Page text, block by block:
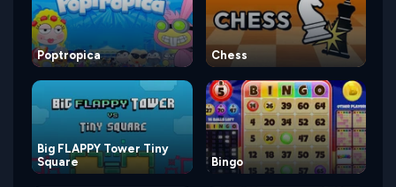
Poptropica Chess
Big FLAPPY Tower Tiny
Square
Bingo